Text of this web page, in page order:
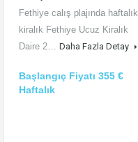
Fethiye calış plajında haftalık
kiralık Fethiye Ucuz Kiralık
Daire 2… Daha Fazla Detay
Başlangıç Fiyatı 355 €
Haftalık